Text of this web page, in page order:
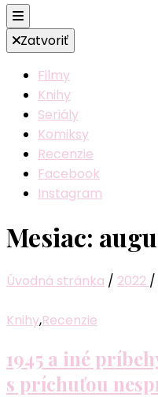
Zatvoriť
Filmy
Knihy
Seriály
Komiksy
Recenzie
Facebook
Instagram
Mesiac:
Úvodná stránka / 2022 /
Knihy,Recenzie
1945 a iné
s príchuťou